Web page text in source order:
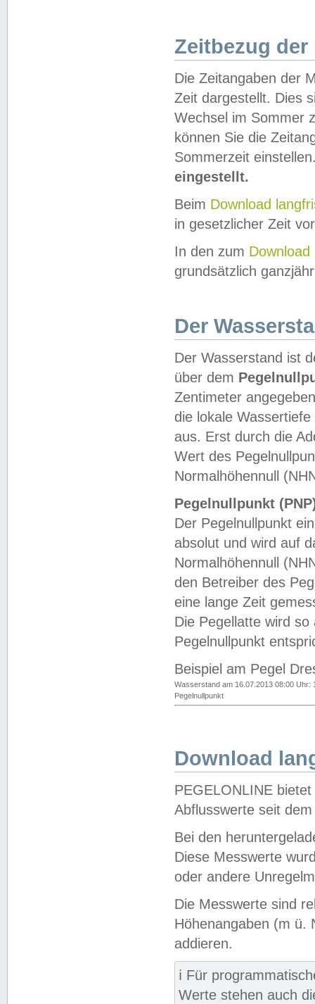
Zeitbezug der
Die Zeitangaben der
Zeit dargestellt. Dies
Wechsel im Sommer
können Sie die
Sommerzeit
eingestellt.
Beim Download
in gesetzlicher Zeit
In den zum Download
grundsätzlich
Der
Der Wasserstand ist
über dem
Zentimeter
die lokale
aus. Erst durch die
Wert des
Normalhöhennull
Pegelnullpunkt
Der Pegelnullpunkt
absolut und wird auf
Normalhöhennull
den Betreiber des
eine lange Zeit
Die Pegellatte wird
Pegelnullpunkt
Beispiel am Pegel
Wasserstand am 16.07.2013 08:00 Uhr:
Pegelnullpunkt
Download
PEGELONLINE
Abflusswerte seit
Bei den
Diese Messwerte
oder andere
Die Messwerte sind
Höhenangaben (m ü.
addieren.
ℹ️ Für
Werte stehen auch